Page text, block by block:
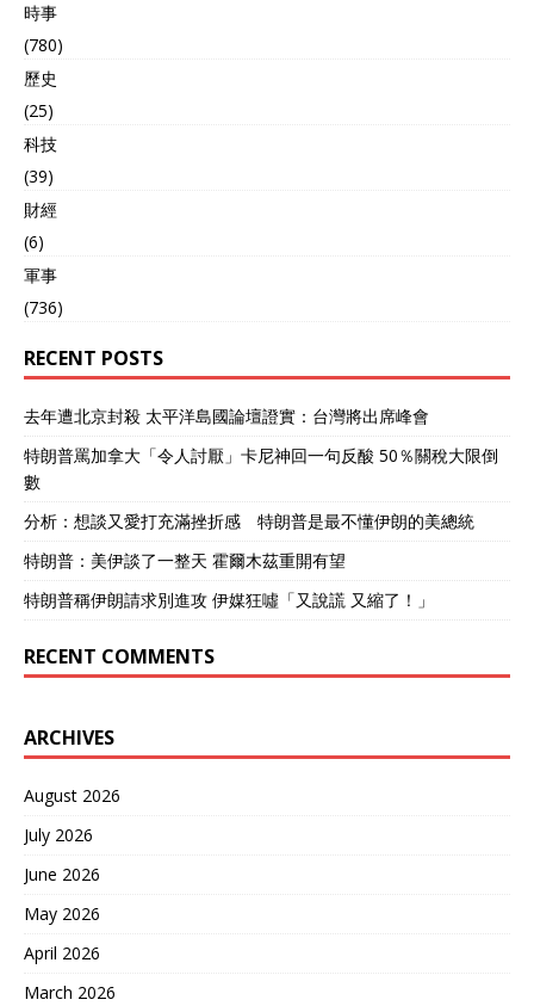
時事
(780)
歷史
(25)
科技
(39)
財經
(6)
軍事
(736)
RECENT POSTS
去年遭北京封殺 太平洋島國論壇證實：台灣將出席峰會
特朗普罵加拿大「令人討厭」卡尼神回一句反酸 50％關稅大限倒
數
分析：想談又愛打充滿挫折感 特朗普是最不懂伊朗的美總統
特朗普：美伊談了一整天 霍爾木茲重開有望
特朗普稱伊朗請求別進攻 伊媒狂噓「又說謊 又縮了！」
RECENT COMMENTS
ARCHIVES
August 2026
July 2026
June 2026
May 2026
April 2026
March 2026